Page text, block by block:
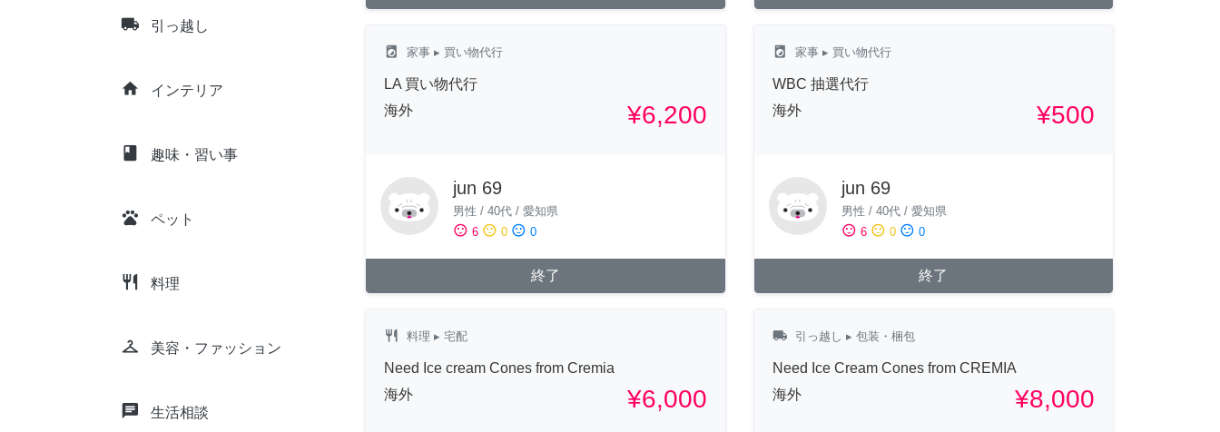
local_shipping 引っ越し
home インテリア
class 趣味・習い事
pets ペット
restaurant 料理
checkroom 美容・ファッション
chat 生活相談
local_laundry_service 家事 ▸ 買い物代行
LA 買い物代行
海外
¥6,200
jun 69
男性 / 40代 / 愛知県
sentiment_satisfied 6 sentiment_neutral 0 sentiment_dissatisfied 0
終了
local_laundry_service 家事▸ 買い物代行
WBC 抽選代行
海外
¥500
jun 69
男性 / 40代/ 愛知県
sentiment_satisfied 6 sentiment_neutral 0 sentiment_dissatisfied 0
終了
restaurant 料理 ▸ 宅配
Need Ice cream Cones from Cremia
海外
¥6,000
local_shipping 引っ越し ▸ 包装・梱包
Need Ice Cream Cones from CREMIA
海外
¥8,000